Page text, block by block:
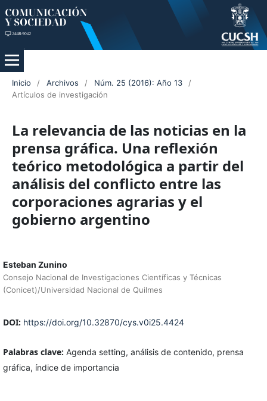
Inicio / Archivos / Núm. 25 (2016): Año 13
/
Artículos de investigación
La relevancia de las noticias en la
prensa gráfica. Una reflexión
teórico metodológica a partir del
análisis del conflicto entre las
corporaciones agrarias y el
gobierno argentino
Esteban Zunino
Consejo Nacional de Investigaciones Científicas y Técnicas
(Conicet)/Universidad Nacional de Quilmes
DOI: https://doi.org/10.32870/cys.v0i25.4424
Palabras clave: Agenda setting, análisis de contenido, prensa
gráfica, índice de importancia